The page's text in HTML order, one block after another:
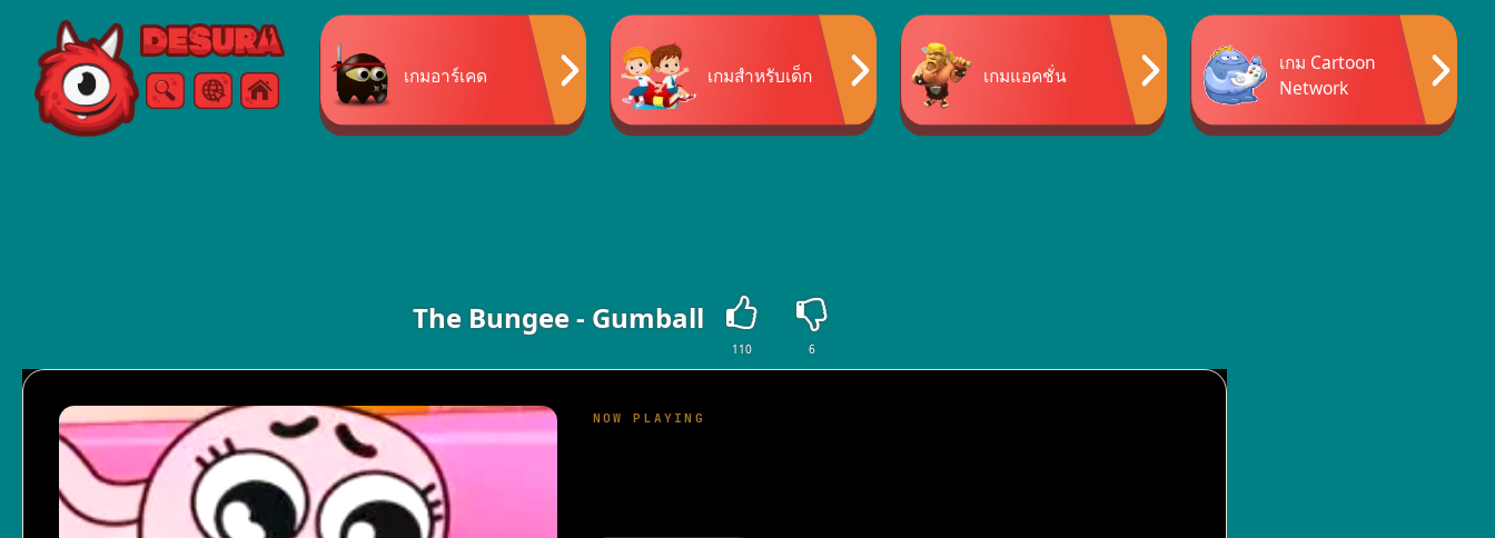
Free Online Games
ค้นหา เมนู
เกมอาร์เคด เกมสำหรับเด็ก เกมแอคชั่น
เกม Cartoon
Network
The Bungee - Gumball
110 6